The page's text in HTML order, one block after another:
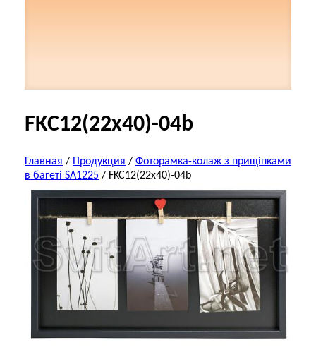
FKC12(22x40)-04b
Главная / Продукция / Фоторамка-колаж з прищіпками
в багеті SA1225 / FKC12(22x40)-04b